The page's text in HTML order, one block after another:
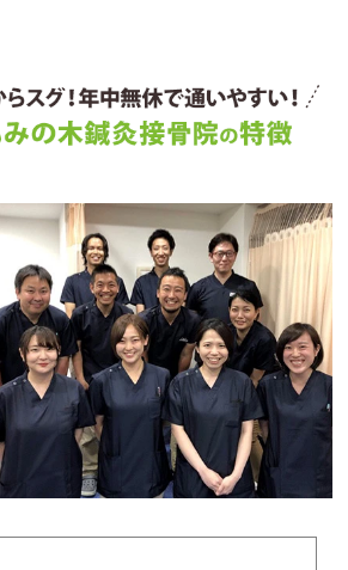
になりました。体質なのか知らないで
は辞めました。アフターケアもイマイ
代
1 か月前
場前駅前にある鍼灸接骨院
な雰囲気でいつも混んでいる
える
2 か月前
、やたらうるさい。
く保険外診療を勧められて、